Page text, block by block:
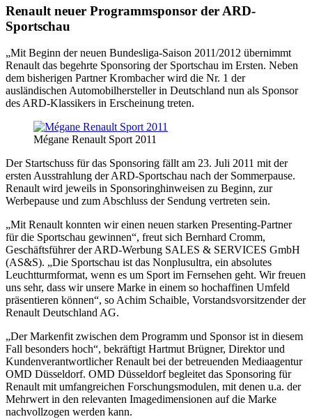
Renault neuer Programmsponsor der ARD-
Sportschau
„Mit Beginn der neuen Bundesliga-Saison 2011/2012 übernimmt
Renault das begehrte Sponsoring der Sportschau im Ersten. Neben
dem bisherigen Partner Krombacher wird die Nr. 1 der
ausländischen Automobilhersteller in Deutschland nun als Sponsor
des ARD-Klassikers in Erscheinung treten.
Mégane Renault Sport 2011
Der Startschuss für das Sponsoring fällt am 23. Juli 2011 mit der
ersten Ausstrahlung der ARD-Sportschau nach der Sommerpause.
Renault wird jeweils in Sponsoringhinweisen zu Beginn, zur
Werbepause und zum Abschluss der Sendung vertreten sein.
„Mit Renault konnten wir einen neuen starken Presenting-Partner
für die Sportschau gewinnen“, freut sich Bernhard Cromm,
Geschäftsführer der ARD-Werbung SALES & SERVICES GmbH
(AS&S). „Die Sportschau ist das Nonplusultra, ein absolutes
Leuchtturmformat, wenn es um Sport im Fernsehen geht. Wir freuen
uns sehr, dass wir unsere Marke in einem so hochaffinen Umfeld
präsentieren können“, so Achim Schaible, Vorstandsvorsitzender der
Renault Deutschland AG.
„Der Markenfit zwischen dem Programm und Sponsor ist in diesem
Fall besonders hoch“, bekräftigt Hartmut Brügner, Direktor und
Kundenverantwortlicher Renault bei der betreuenden Mediaagentur
OMD Düsseldorf. OMD Düsseldorf begleitet das Sponsoring für
Renault mit umfangreichen Forschungsmodulen, mit denen u.a. der
Mehrwert in den relevanten Imagedimensionen auf die Marke
nachvollzogen werden kann.